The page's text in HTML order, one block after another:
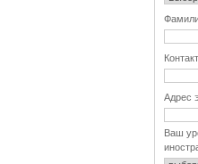
Адрес
Ваш